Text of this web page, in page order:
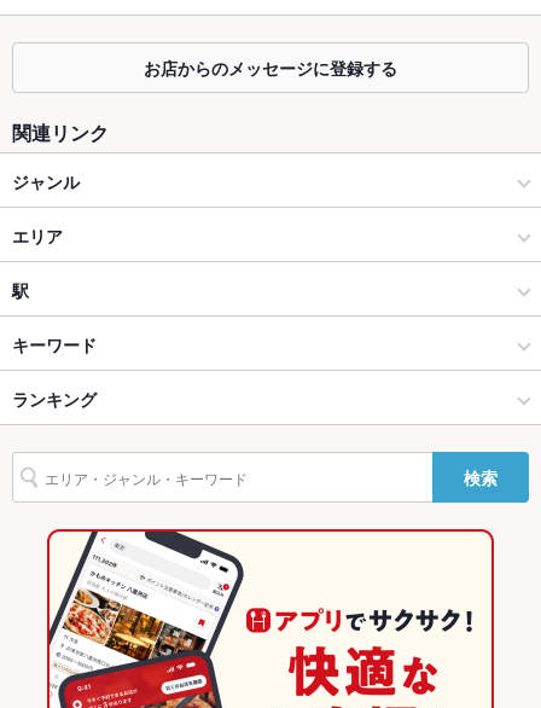
なし ：掘りごたつ席のご用意はございませんが、お席のレイア
ウト等、お気軽にご相談ください。
カウンター
ソファー
なし ：ソファー席のご用意はございませんが、お席のレイアウ
ト等、お気軽にご相談ください。
テラス席 あり ：4名×2席！お外で食べる餃子とビールは最高です！
貸切 貸切可 ：貸切宴会もぜひお問い合わせください！
設備
Wi-Fi
バリアフリ
ー
なし ：申し訳ございません、当店にはご用意しておりませんが
その他設備 ご要望ありましたら、ご相談ください。
その他
飲み放題
あり ：飲み放題コースを3500円でご用意しております！詳細は
コースからご確認ください。
お店からのメッセージに登録する
関連リンク
ジャンル
居酒屋
和風
名古屋（名古屋駅/西区/中村区） × 居酒屋
名古屋（名古屋駅/西区/中村区） × 和風
名古屋駅 × 居酒屋
名古屋駅 × 和風
エリア
名古屋駅
名古屋駅 × 居酒屋
名古屋駅 × 和風
愛知
愛知 × 居酒屋
愛知 × 和風
駅
国際センター駅
名古屋駅
丸の内駅
キーワード
にんにく料理
ランキング
愛知のグルメランキング
愛知の居酒屋ランキング
名古屋（名古屋駅/西区/中村区）のグルメランキング
名古屋（名古屋駅/西区/中村区）の居酒屋ランキング
名古屋駅のグルメランキング
検索